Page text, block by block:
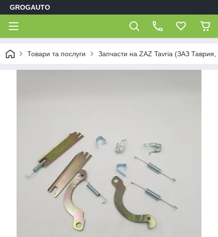
GROGAUTO
Товари та послуги Запчасти на ZAZ Tavria (ЗАЗ Таврия,